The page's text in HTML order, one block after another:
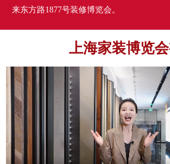
来东方路1877号装修博览会。
上海家装博览